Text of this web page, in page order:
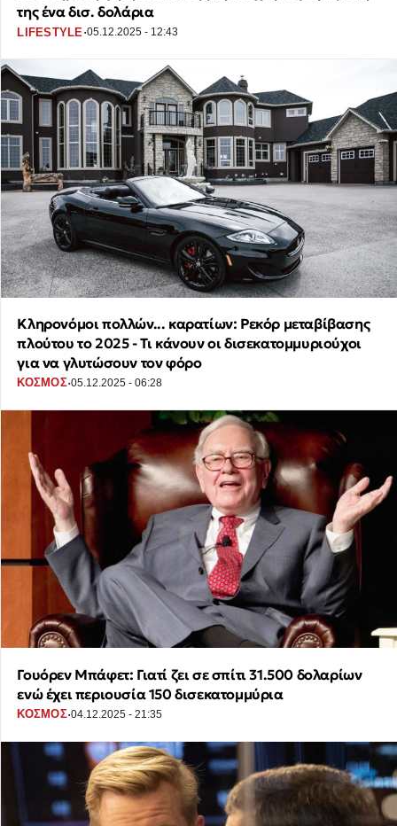
της ένα δισ. δολάρια
LIFESTYLE ·05.12.2025 - 12:43
Κληρονόμοι πολλών... καρατίων: Ρεκόρ μεταβίβασης
πλούτου το 2025 - Τι κάνουν οι δισεκατομμυριούχοι
για να γλυτώσουν τον φόρο
ΚΟΣΜΟΣ·05.12.2025 - 06:28
Γουόρεν Μπάφετ: Γιατί ζει σε σπίτι 31.500 δολαρίων
ενώ έχει περιουσία 150 δισεκατομμύρια
ΚΟΣΜΟΣ·04.12.2025 - 21:35